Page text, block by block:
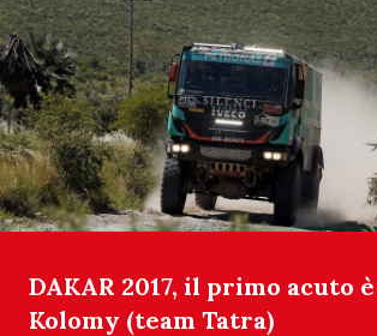
DAKAR 2017, il primo acuto
Kolomy (team Tatra)